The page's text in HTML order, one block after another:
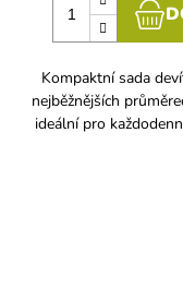
Kompaktní sada
nejběžnějších
ideální pro